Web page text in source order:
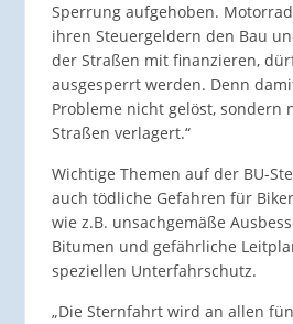
Sperrung aufgehoben.
ihren Steuergeldern den Bau
der Straßen mit finanzieren,
ausgesperrt werden. Denn
Probleme nicht gelöst, sondern
Straßen verlagert.“
Wichtige Themen auf der BU-
auch tödliche Gefahren für
wie z.B. unsachgemäße
Bitumen und gefährliche
speziellen Unterfahrschutz.
„Die Sternfahrt wird an allen